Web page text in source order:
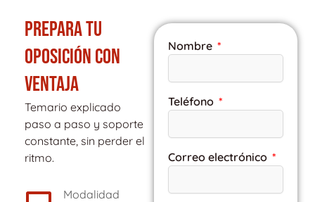
PREPARA TU
OPOSICIÓN CON
VENTAJA
Temario explicado
paso a paso y soporte
constante, sin perder el
ritmo.
Modalidad
Nombre
Teléfono
Correo electrónico